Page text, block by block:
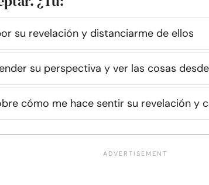
su revelación y distanciarme de ellos
su perspectiva y ver las cosas
cómo me hace sentir su revelación y